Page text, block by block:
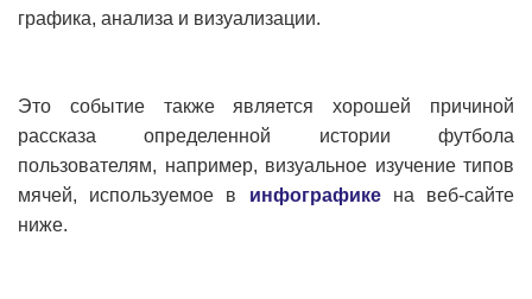
графика, анализа и визуализации.
Это событие также является хорошей причиной
рассказа определенной истории футбола
пользователям, например, визуальное изучение типов
мячей, используемое в инфографикена веб-сайте
ниже.